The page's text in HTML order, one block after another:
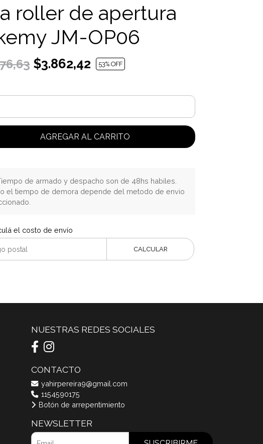
roller de apertura
JM-OP06
$3.862,42 53% OFF
AGREGAR AL CARRITO
de armado y despacho son de 48hs habiles.
el tiempo de demora depende del metodo de envio
el costo de envío
CALCULAR
NUESTRAS REDES SOCIALES
CONTACTO
yahirpereira9@gmail.com
1154590175
Botón de arrepentimiento
NEWSLETTER